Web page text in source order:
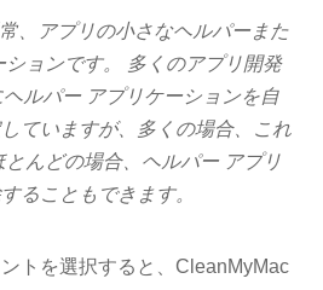
、アプリの小さなヘルパーまた
ョンです。 多くのアプリ開発
ルパー アプリケーションを自
ていますが、多くの場合、これ
んどの場合、ヘルパー アプリ
ることもできます。
トを選択すると、CleanMyMac